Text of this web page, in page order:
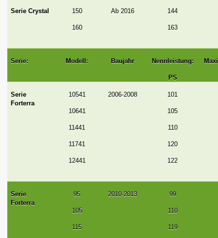
Serie Crystal 150
160
Ab 2016 144
163
Serie: Modell: Baujahr Nennleistung:
PS
Serie
Forterra
10541
10641
11441
11741
12441
2006-2008 101
105
110
120
122
Serie
Forterra
95
105
115
2010-2013 99
110
119